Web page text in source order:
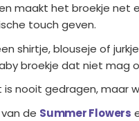
het broekje net
touch geven.
shirtje, blouseje of
broekje dat niet mag
is nooit gedragen, maar
de Summer Flowers